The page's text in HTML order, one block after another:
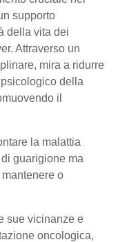
supporto
della vita dei
Attraverso un
mira a ridurre
della
il
la malattia
guarigione ma
o
sue vicinanze e
oncologica,